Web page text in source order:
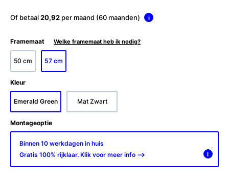
Of betaal20,92 per maand (60 maanden) i
Framemaat Welke framemaat heb ik nodig?
50 cm 57 cm
Kleur
Emerald Green Mat Zwart
Montageoptie
Binnen 10 werkdagen in huis
Gratis 100% rijklaar. Klik voor meer info -->
i